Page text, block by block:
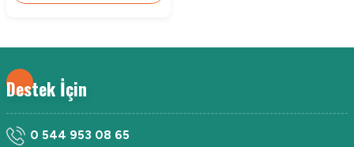
Destek İçin
0 544 953 08 65